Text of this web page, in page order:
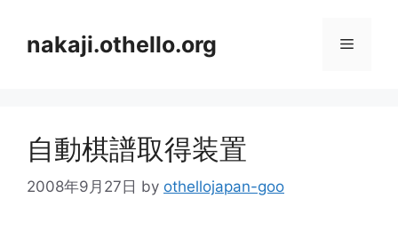
nakaji.othello.org メ
自動棋譜取得装置
2008年9月27日 by othellojapan-goo